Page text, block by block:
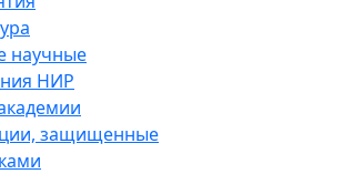
научные
НИР
защищенные